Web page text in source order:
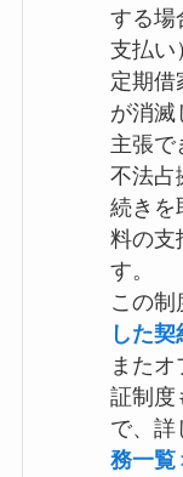
する場
支払い
定期借
が消滅
主張で
不法占
続きを
料の支
す。
この制
した
また
証制度
で、詳
務一覧